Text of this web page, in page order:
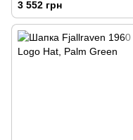
3 552 грн